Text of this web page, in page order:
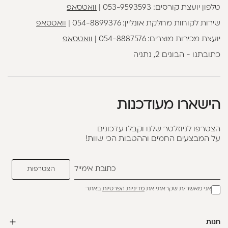
טלפון יועצת קורסים: 053-9593593 וואטסאפ
שירות לקוחות מחלקת אונליין:054-8899376 וואטסאפ
יועצת מכירות מוצרים:054-8887576 וואטסאפ
כתובתנו - הבונים 2, נתניה
הישארו מעודכנות
הצטרפו לניוזלטר שלנו וקבלו עדכונים
על המבצעים החמים וההטבות הכי שוות!
אני מאשר/ת שקראתי את מדיניות הפרטיותבאתר
חנות